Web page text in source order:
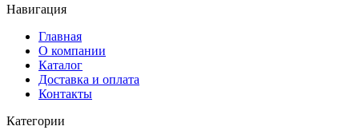
Навигация
Главная
О компании
Каталог
Доставка и оплата
Контакты
Категории